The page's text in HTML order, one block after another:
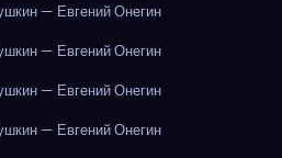
— Евгений Онегин
— Евгений Онегин
— Евгений Онегин
— Евгений Онегин